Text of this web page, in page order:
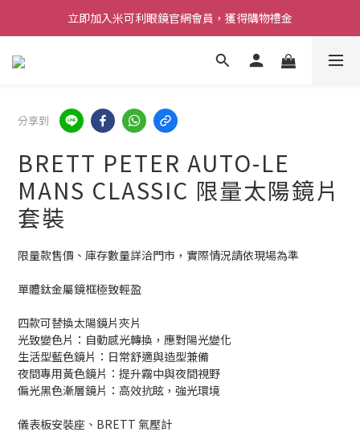
立即加入米可利眼鏡官網會員，獲得購物禮金
分享到
BRETT PETER AUTO-LE
MANS CLASSIC 限量太陽鏡片
套裝
限量款售價、庫存數量詳洽門市，實際情況請依現場為準
單體鈦金屬鏡框極致輕盈
四款可替換太陽鏡片夾片
光致變色片：自動感光轉換，應對陽光變化
生活型藍色鏡片：日常舒適與造型兼備
夜間專用黃色鏡片：提升霧中與夜間視野
偏光黑色漸層鏡片：高效抗眩，強光環境
儀表板安裝座、BRETT 氣壓計